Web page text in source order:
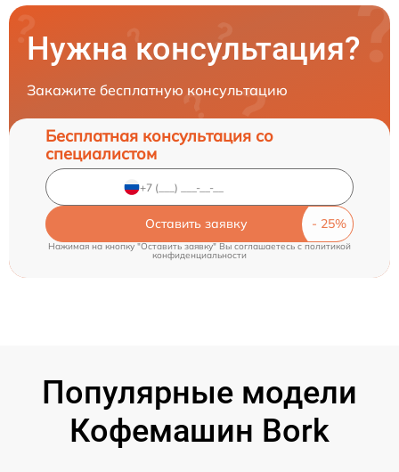
Нужна консультация?
Закажите бесплатную консультацию
Бесплатная консультация со
специалистом
Оставить заявку
Нажимая на кнопку "Оставить заявку" Вы соглашаетесь cполитикой
конфиденциальности
Популярные модели
Кофемашин Bork